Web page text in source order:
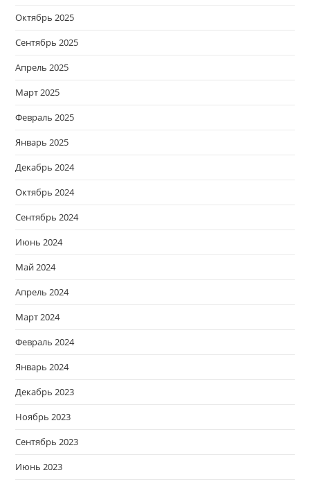
Октябрь 2025
Сентябрь 2025
Апрель 2025
Март 2025
Февраль 2025
Январь 2025
Декабрь 2024
Октябрь 2024
Сентябрь 2024
Июнь 2024
Май 2024
Апрель 2024
Март 2024
Февраль 2024
Январь 2024
Декабрь 2023
Ноябрь 2023
Сентябрь 2023
Июнь 2023